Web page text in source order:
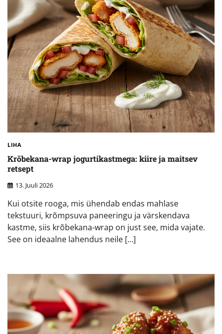
LIHA
Krõbekana-wrap jogurtikastmega: kiire ja maitsev
retsept
13. Juuli 2026
Kui otsite rooga, mis ühendab endas mahlase
tekstuuri, krõmpsuva paneeringu ja värskendava
kastme, siis krõbekana-wrap on just see, mida vajate.
See on ideaalne lahendus neile […]